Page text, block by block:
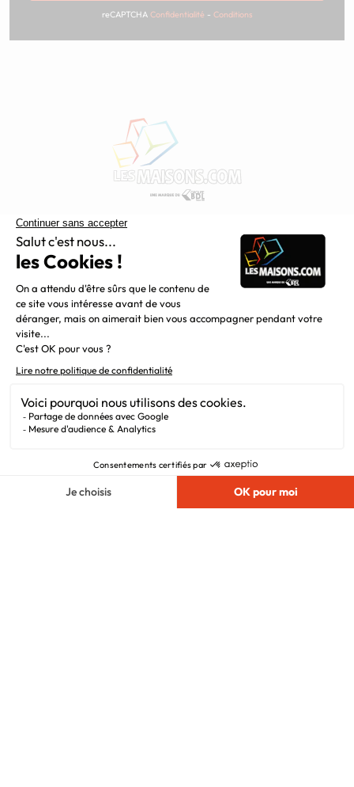
reCAPTCHA Confidentialité - Conditions
Constructeur de maisons individuelles, Maisons.com est une
filiale du Groupe BDL, leader de la construction dans le
grand nord de la France.
Liens utiles
Newsletter
Mentions légales
Plan du site